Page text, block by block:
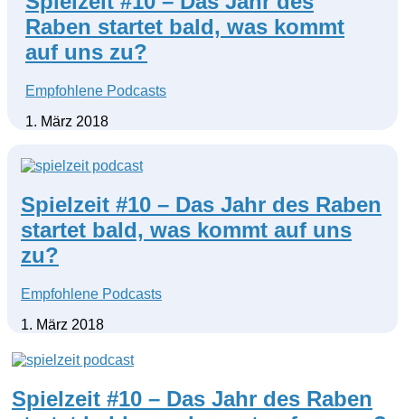
Raben startet bald, was kommt
auf uns zu?
Empfohlene Podcasts
1. März 2018
Spielzeit #10 – Das Jahr des Raben
startet bald, was kommt auf uns
zu?
Empfohlene Podcasts
1. März 2018
Spielzeit #10 – Das Jahr des Raben